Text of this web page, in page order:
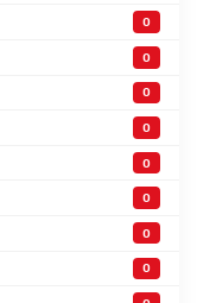
0
0
0
0
0
0
0
0